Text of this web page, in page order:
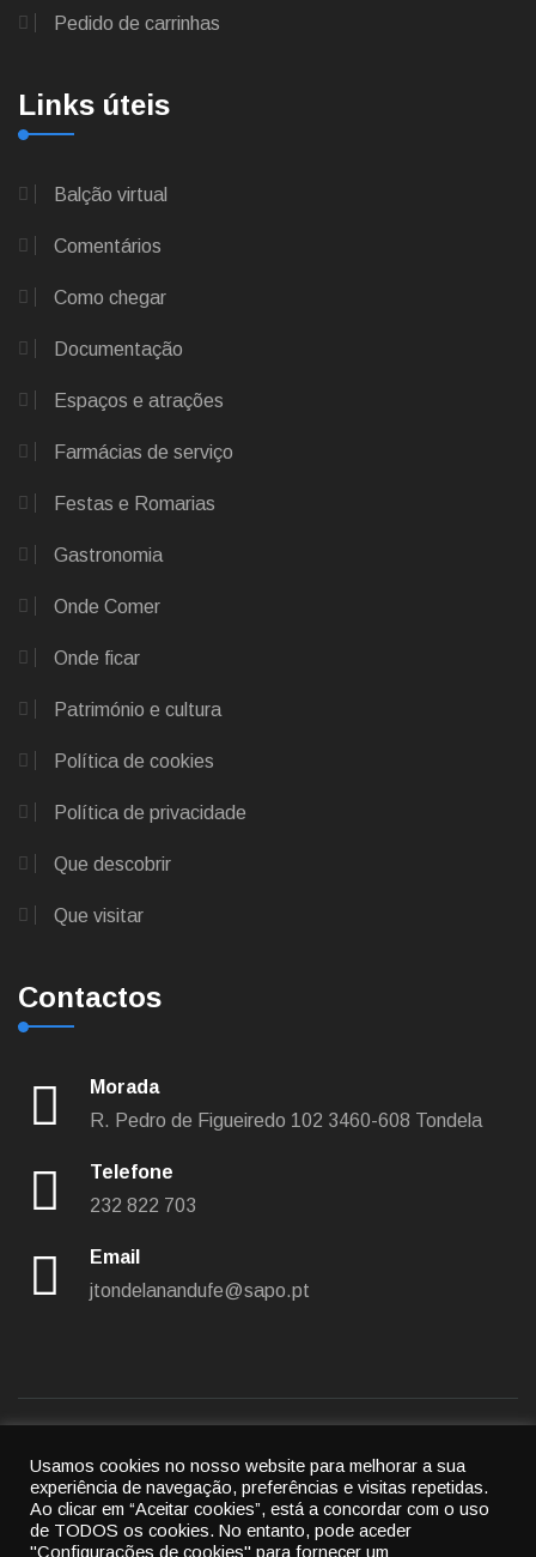
Pedido de carrinhas
Links úteis
Balção virtual
Comentários
Como chegar
Documentação
Espaços e atrações
Farmácias de serviço
Festas e Romarias
Gastronomia
Onde Comer
Onde ficar
Património e cultura
Política de cookies
Política de privacidade
Que descobrir
Que visitar
Contactos
Morada
R. Pedro de Figueiredo 102 3460-608 Tondela
Telefone
232 822 703
Email
jtondelanandufe@sapo.pt
Política de privacidade|Política de cookies
© 2022União das freguesias de Tondela e Nandufe
Usamos cookies no nosso website para melhorar a sua
experiência de navegação, preferências e visitas repetidas.
Ao clicar em “Aceitar cookies”, está a concordar com o uso
de TODOS os cookies. No entanto, pode aceder
"Configurações de cookies" para fornecer um